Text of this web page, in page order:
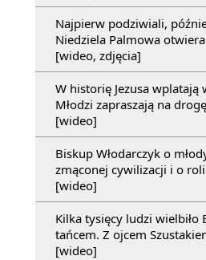
Najpierw podziwiali,
Niedziela Palmowa
[wideo, zdjęcia]
W historię Jezusa wplatają
Młodzi zapraszają na
[wideo]
Biskup Włodarczyk o
zmąconej cywilizacji i o
[wideo]
Kilka tysięcy ludzi wielbiło
tańcem. Z ojcem
[wideo]